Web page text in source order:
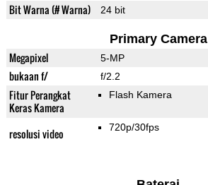
Bit Warna (# Warna) 24 bit
Primary Camera
Megapixel 5-MP
bukaan f/ f/2.2
Fitur Perangkat
Keras Kamera
Flash Kamera
resolusi video 720p/30fps